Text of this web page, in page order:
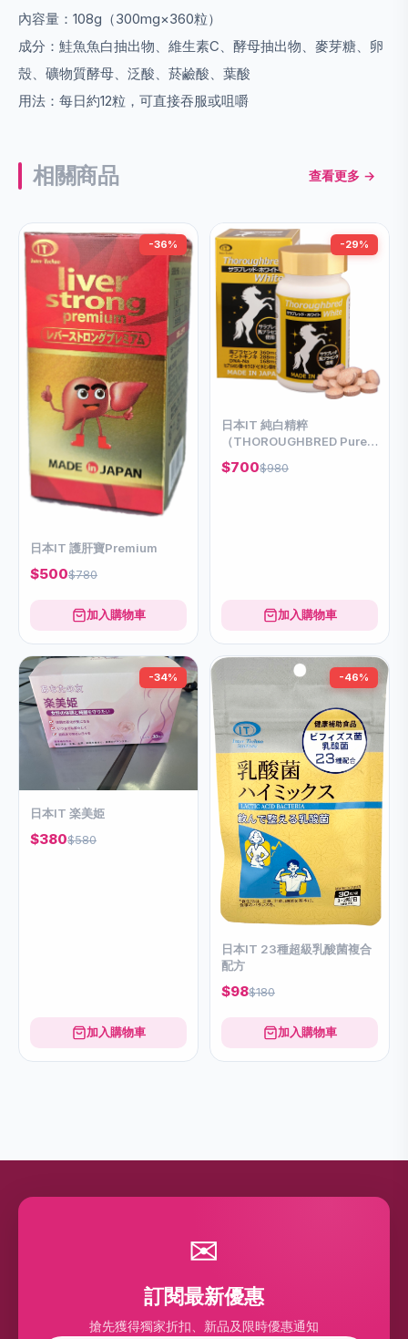
內容量：108g（300mg×360粒）
成分：鮭魚魚白抽出物、維生素C、酵母抽出物、麥芽糖、卵
殼、礦物質酵母、泛酸、菸鹼酸、葉酸
用法：每日約12粒，可直接吞服或咀嚼
相關商品 查看更多 →
-36%
日本IT 護肝寶Premium
$500$780
加入購物車
-29%
日本IT 純白精粹
（THOROUGHBRED Pure
White）
$700$980
加入購物車
-34%
日本IT 楽美姫
$380$580
加入購物車
-46%
日本IT 23種超級乳酸菌複合
配方
$98$180
加入購物車
✉
訂閱最新優惠
搶先獲得獨家折扣、新品及限時優惠通知